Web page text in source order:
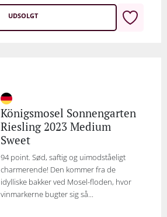
UDSOLGT
Königsmosel Sonnengarten
Riesling 2023 Medium
Sweet
94 point. Sød, saftig og uimodståeligt
charmerende! Den kommer fra de
idylliske bakker ved Mosel-floden, hvor
vinmarkerne bugter sig så...